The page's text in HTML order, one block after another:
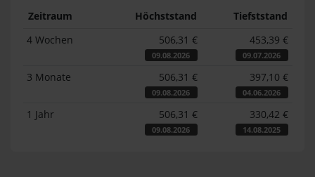
Zeitraum Höchststand
Tiefststand
4 Wochen
506,31 €
09.08.2026
453,39 €
09.07.2026
3 Monate 506,31 €
09.08.2026
397,10 €
04.06.2026
1 Jahr 506,31 €
09.08.2026
330,42 €
14.08.2025